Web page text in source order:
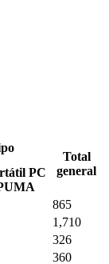
Total
general
PC
865
1,710
326
360